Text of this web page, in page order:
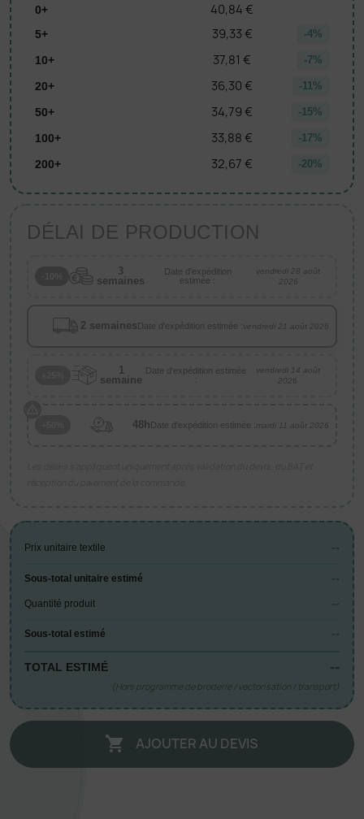
0+ 40,84 €
5+ 39,33 € -4%
10+ 37,81 € -7%
20+ 36,30 € -11%
50+ 34,79 € -15%
100+ 33,88 € -17%
200+ 32,67 € -20%
DÉLAI DE PRODUCTION
3
semaines
Date d'expédition
estimée :
vendredi 28 août
2026
2 semainesDate d'expédition estimée :vendredi 21 août 2026
1
semaine
Date d'expédition estimée
:
vendredi 14 août
2026
48hDate d'expédition estimée :mardi 11 août 2026
Prix unitaire textile --
Sous-total unitaire estimé --
Quantité produit --
Sous-total estimé --
TOTAL ESTIMÉ --
(Hors programme de broderie / vectorisation / transport)
 AJOUTER AU DEVIS